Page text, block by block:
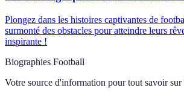
Plongez dans les histoires captivantes de
surmonté des obstacles pour atteindre leurs
inspirante !
Biographies Football
Votre source d'information pour tout savoir sur